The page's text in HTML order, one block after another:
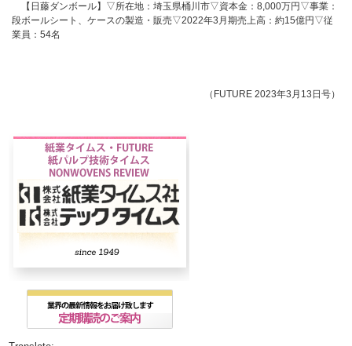
【日藤ダンボール】▽所在地：埼玉県桶川市▽資本金：8,000万円▽事業：
段ボールシート、ケースの製造・販売▽2022年3月期売上高：約15億円▽従
業員：54名
（FUTURE 2023年3月13日号）